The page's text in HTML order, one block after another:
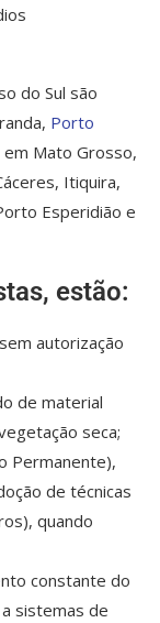
do Sul são
Porto
em Mato Grosso,
Itiquira,
Esperidião e
estão:
autorização
de material
seca;
Permanente),
de técnicas
quando
constante do
sistemas de